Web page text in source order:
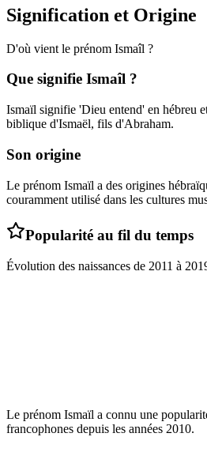
Signification et Origine
D'où vient le prénom Ismaîl ?
Que signifie Ismaîl ?
Ismaïl signifie 'Dieu entend' en hébreu
biblique d'Ismaël, fils d'Abraham.
Son origine
Le prénom Ismaïl a des origines
couramment utilisé dans les cultures
Popularité au fil du temps
Évolution des naissances de 2011 à
Le prénom Ismaïl a connu une
francophones depuis les années 2010.